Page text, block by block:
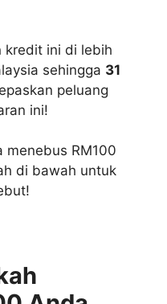
kredit ini di lebih
sehingga 31
peluang
ini!
menebus RM100
di bawah untuk